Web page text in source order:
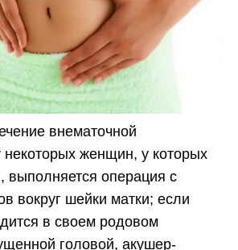
внематочной
некоторых женщин, у которых
операция с
вокруг шейки матки; если
в своем родовом
головой, акушер-